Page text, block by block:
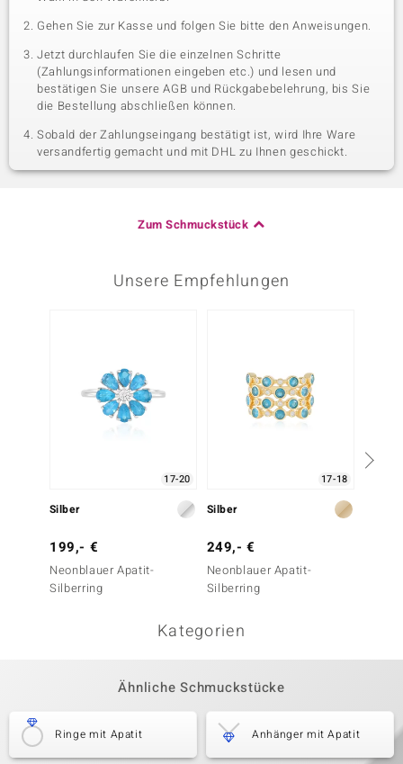
Gehen Sie zur Kasse und folgen Sie bitte den Anweisungen.
Jetzt durchlaufen Sie die einzelnen Schritte
(Zahlungsinformationen eingeben etc.) und lesen und
bestätigen Sie unsere AGB und Rückgabebelehrung, bis Sie
die Bestellung abschließen können.
Sobald der Zahlungseingang bestätigt ist, wird Ihre Ware
versandfertig gemacht und mit DHL zu Ihnen geschickt.
Zum Schmuckstück
Unsere Empfehlungen
17-20
Silber
199,- €
Neonblauer Apatit-
Silberring
17-18
Silber
249,- €
Neonblauer Apatit-
Silberring
Kategorien
Ähnliche Schmuckstücke
Ringe mit Apatit Anhänger mit Apatit